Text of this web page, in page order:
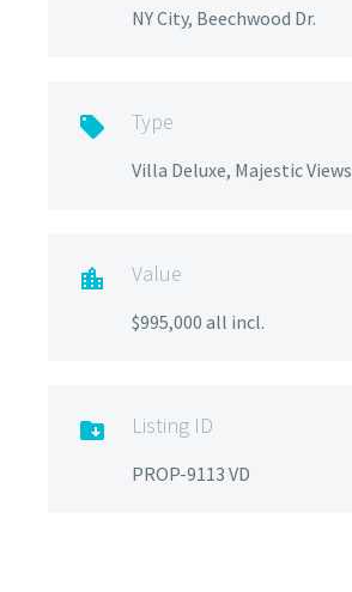
NY City, Beechwood Dr.
 Type
Villa Deluxe, Majestic Views
 Value
$995,000 all incl.
 Listing ID
PROP-9113 VD